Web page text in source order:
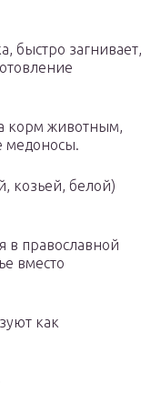
быстро загнивает,
корм животным,
медоносы.
козьей, белой)
в православной
вместо
как